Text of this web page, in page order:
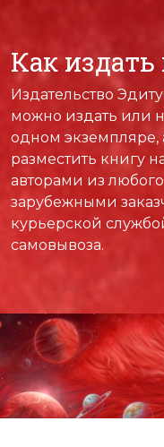
можно издать или
одном экземпляре,
разместить книгу
авторами из
зарубежными
курьерской
самовывоза.